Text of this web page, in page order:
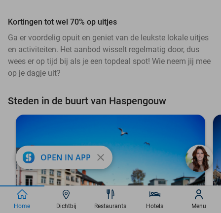
Kortingen tot wel 70% op uitjes
Ga er voordelig opuit en geniet van de leukste lokale uitjes
en activiteiten. Het aanbod wisselt regelmatig door, dus
wees er op tijd bij als je een topdeal spot! Wie neem jij mee
op je dagje uit?
Steden in de buurt van Haspengouw
OPEN IN APP close
Home Dichtbij Restaurants Hotels Menu